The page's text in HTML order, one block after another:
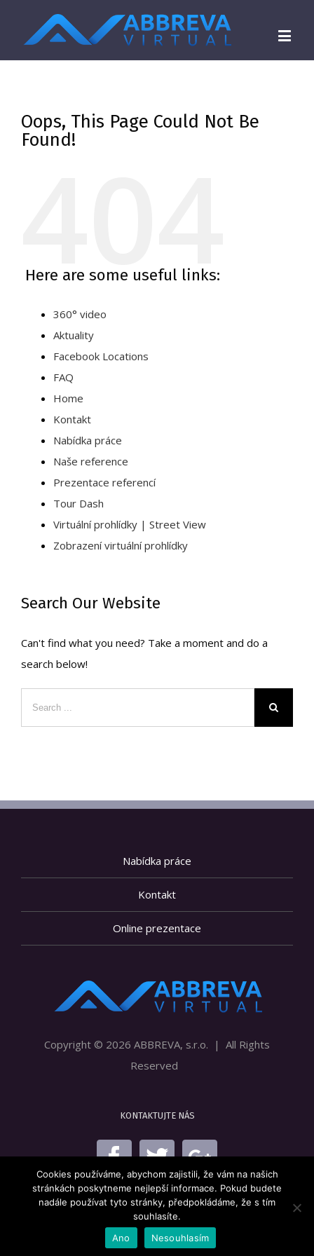
Oops, This Page Could Not Be
Found!
Here are some useful links:
360° video
Aktuality
Facebook Locations
FAQ
Home
Kontakt
Nabídka práce
Naše reference
Prezentace referencí
Tour Dash
Virtuální prohlídky | Street View
Zobrazení virtuální prohlídky
Search Our Website
Can't find what you need? Take a moment and do a
search below!
Nabídka práce
Kontakt
Online prezentace
Copyright © 2026 ABBREVA, s.r.o. | All Rights
Reserved
KONTAKTUJTE NÁS
Cookies používáme, abychom zajistili, že vám na našich
stránkách poskytneme nejlepší informace. Pokud budete
nadále používat tyto stránky, předpokládáme, že s tím
souhlasíte.
Ano
Nesouhlasím